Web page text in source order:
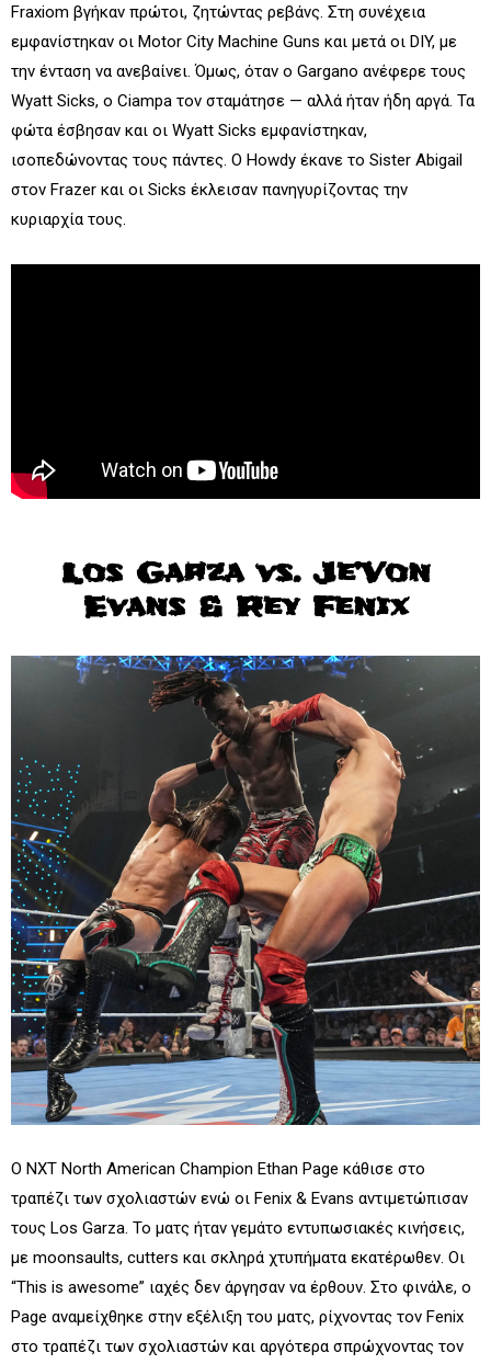
Fraxiom βγήκαν πρώτοι, ζητώντας ρεβάνς. Στη συνέχεια
εμφανίστηκαν οι Motor City Machine Guns και μετά οι DIY, με
την ένταση να ανεβαίνει. Όμως, όταν ο Gargano ανέφερε τους
Wyatt Sicks, ο Ciampa τον σταμάτησε — αλλά ήταν ήδη αργά. Τα
φώτα έσβησαν και οι Wyatt Sicks εμφανίστηκαν,
ισοπεδώνοντας τους πάντες. Ο Howdy έκανε το Sister Abigail
στον Frazer και οι Sicks έκλεισαν πανηγυρίζοντας την
κυριαρχία τους.
Los Garza vs. Je’Von
Evans & Rey Fenix
Ο NXT North American Champion Ethan Page κάθισε στο
τραπέζι των σχολιαστών ενώ οι Fenix & Evans αντιμετώπισαν
τους Los Garza. Το ματς ήταν γεμάτο εντυπωσιακές κινήσεις,
με moonsaults, cutters και σκληρά χτυπήματα εκατέρωθεν. Οι
“This is awesome” ιαχές δεν άργησαν να έρθουν. Στο φινάλε, ο
Page αναμείχθηκε στην εξέλιξη του ματς, ρίχνοντας τον Fenix
στο τραπέζι των σχολιαστών και αργότερα σπρώχνοντας τον